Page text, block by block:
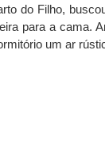
do Filho,
para a cama.
um ar